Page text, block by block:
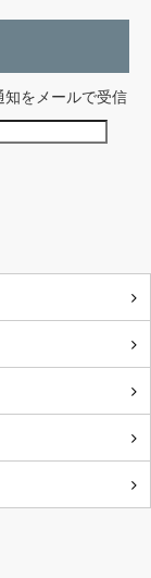
知をメールで受信